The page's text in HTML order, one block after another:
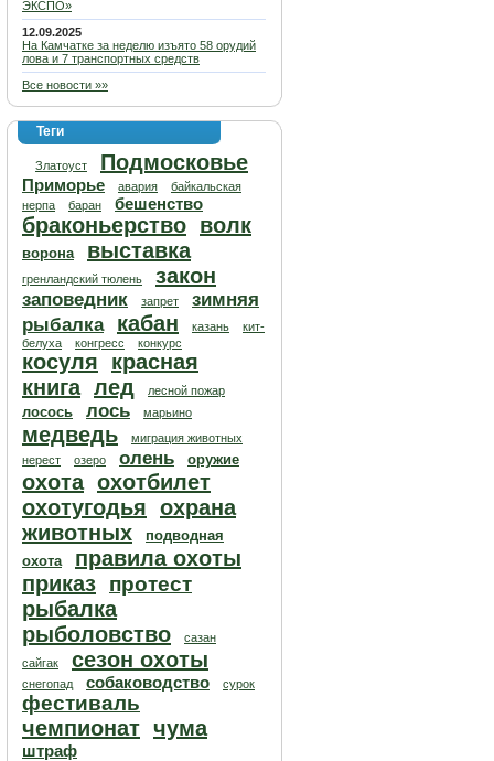
ЭКСПО»
12.09.2025
На Камчатке за неделю изъято 58 орудий
лова и 7 транспортных средств
Все новости »»
Теги
Златоуст Подмосковье
Приморье авария
байкальская
нерпа
баран бешенство
браконьерство волк
ворона выставка
гренландский тюлень закон
заповедник запрет
зимняя
рыбалка
кабан казань
кит-
белуха
конгресс конкурс
косуля
красная
книга лед лесной пожар
лосось лось марьино
медведь
миграция животных
нерест
озеро олень оружие
охота охотбилет
охотугодья охрана
животных
подводная
охота
правила охоты
приказ
протест
рыбалка
рыболовство
сазан
сайгак
сезон охоты
снегопад собаководство сурок
фестиваль
чемпионат чума
штраф